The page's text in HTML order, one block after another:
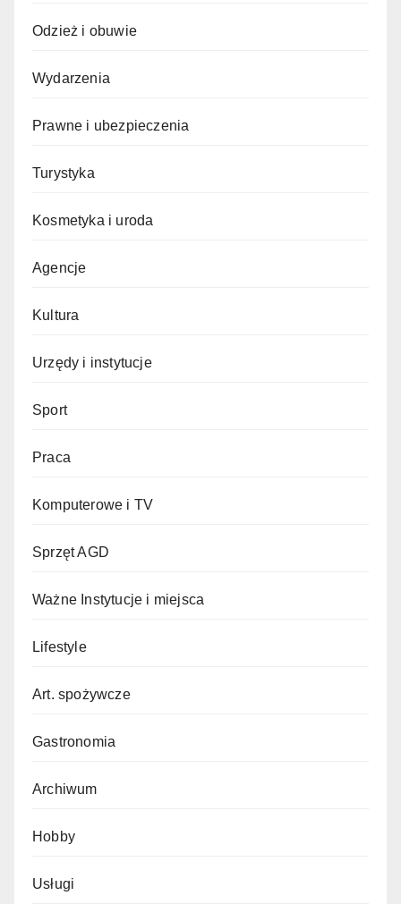
Odzież i obuwie
Wydarzenia
Prawne i ubezpieczenia
Turystyka
Kosmetyka i uroda
Agencje
Kultura
Urzędy i instytucje
Sport
Praca
Komputerowe i TV
Sprzęt AGD
Ważne Instytucje i miejsca
Lifestyle
Art. spożywcze
Gastronomia
Archiwum
Hobby
Usługi